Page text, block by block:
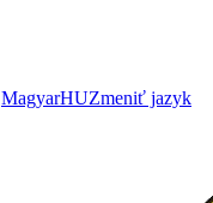
MagyarHUZmeniť jazyk